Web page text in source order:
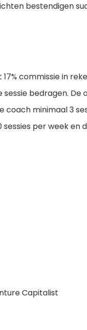
bestendigen
commissie in
bedragen. De
coach minimaal 3
per week en
Capitalist